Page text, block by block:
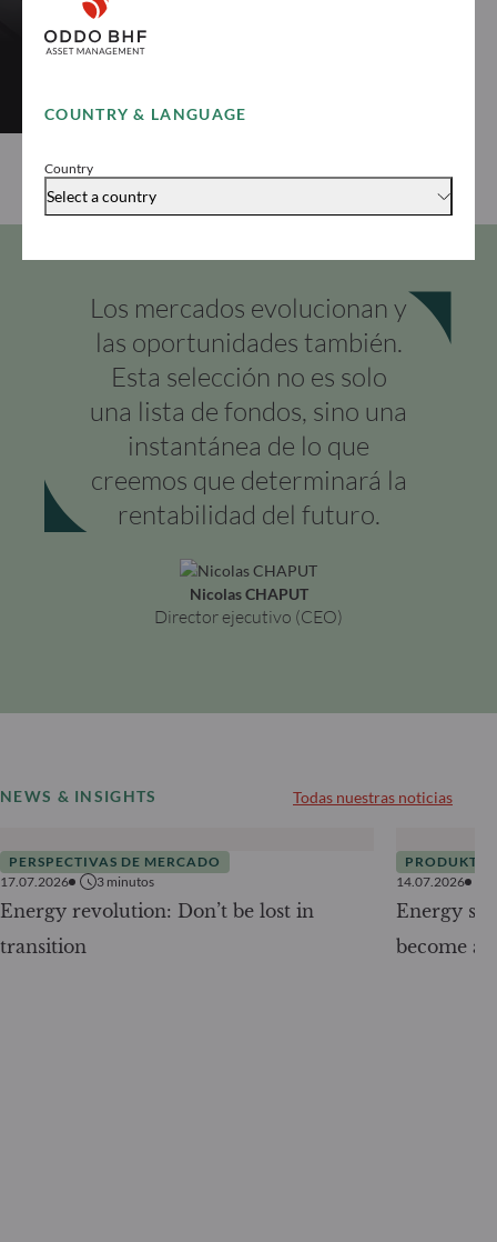
COUNTRY & LANGUAGE
Country
Select a country
Target 2031
Los mercados evolucionan y
las oportunidades también.
Esta selección no es solo
una lista de fondos, sino una
instantánea de lo que
creemos que determinará la
rentabilidad del futuro.
Nicolas CHAPUT
Director ejecutivo (CEO)
NEWS & INSIGHTS Todas nuestras noticias
PERSPECTIVAS DE MERCADO
17.07.2026
3 minutos
Energy revolution: Don’t be lost in
transition
PRODUKTE
14.07.2026
Energy
become a